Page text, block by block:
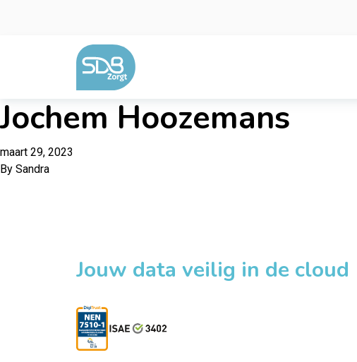
Jochem Hoozemans
maart 29, 2023
By Sandra
Jouw data veilig in de cloud